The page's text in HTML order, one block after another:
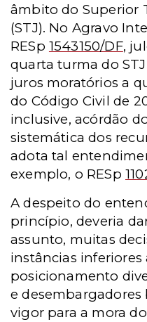
âmbito do Superior
(STJ). No Agravo
RESp 1543150/DF,
quarta turma do
juros moratórios a
do Código Civil de
inclusive, acórdão
sistemática dos
adota tal
exemplo, o RESp
A despeito do
princípio, deveria
assunto, muitas
instâncias inferiores
posicionamento
e desembargadores
vigor para a mora